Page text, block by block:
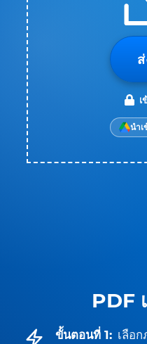
PDF
ขั้นตอนที่ 1: เลือ
เ
นำ